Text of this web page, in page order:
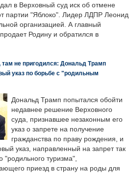
в Верховный суд иск об отмене
партии "Яблоко". Лидер ЛДПР Леонид
организацией. А главный
Родину и обратился в
там не пригодился: Дональд Трамп
указ по борьбе с "родильным
Дональд Трамп попытался обойти
недавнее решение Верховного
суда, признавшее незаконным его
указ о запрете на получение
гражданства по праву рождения, и
указ, направленный на запрет так
"родильного туризма",
приезд в страну на роды для